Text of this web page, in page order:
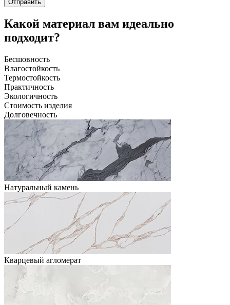
Отправить
Какой материал вам идеально
подходит?
Бесшовность
Влагостойкость
Термостойкость
Практичность
Экологичность
Стоимость изделия
Долговечность
Натуральный камень
Кварцевый агломерат